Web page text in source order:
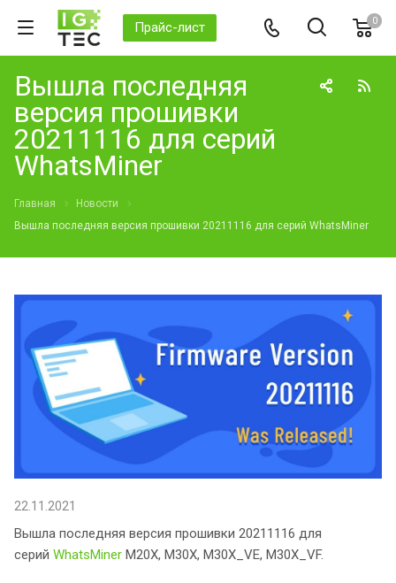
Прайс-лист 0
Вышла последняя
версия прошивки
20211116 для серий
WhatsMiner
Главная
Новости
Вышла последняя версия прошивки 20211116 для серий WhatsMiner
22.11.2021
Вышла последняя версия прошивки 20211116 для
серий WhatsMiner M20X, M30X, M30X_VE, M30X_VF.